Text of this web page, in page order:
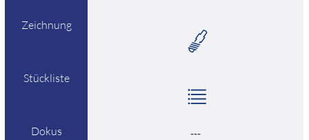
Zeichnung
Stückliste
Dokus ---